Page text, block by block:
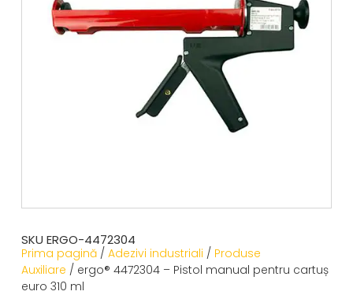
SKU ERGO-4472304
Prima pagină/ Adezivi industriali / Produse
Auxiliare / ergo® 4472304 – Pistol manual pentru cartuș
euro 310 ml